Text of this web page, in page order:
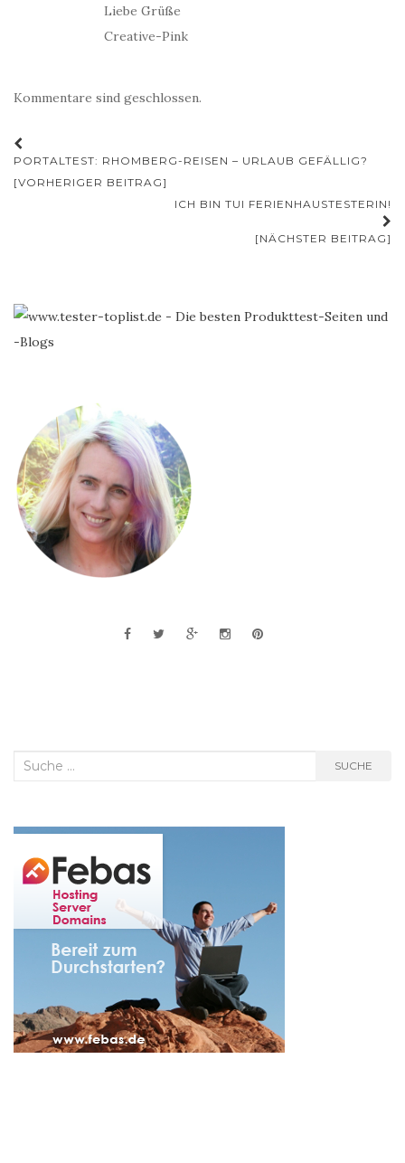
Liebe Grüße
Creative-Pink
Kommentare sind geschlossen.
Beitrags-
Navigation
PORTALTEST: RHOMBERG-REISEN – URLAUB GEFÄLLIG?
[VORHERIGER BEITRAG]
ICH BIN TUI FERIENHAUSTESTERIN!
[NÄCHSTER BEITRAG]
Suche
SUCHE